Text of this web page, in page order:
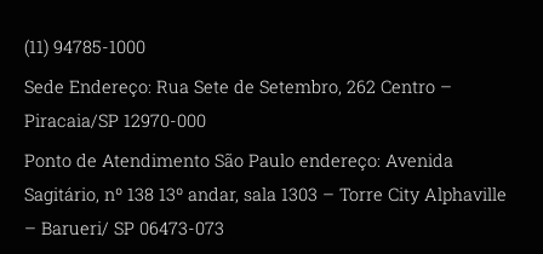
(11) 94785-1000
Sede Endereço: Rua Sete de Setembro, 262 Centro –
Piracaia/SP 12970-000
Ponto de Atendimento São Paulo endereço: Avenida
Sagitário, nº 138 13º andar, sala 1303 – Torre City Alphaville
– Barueri/ SP 06473-073